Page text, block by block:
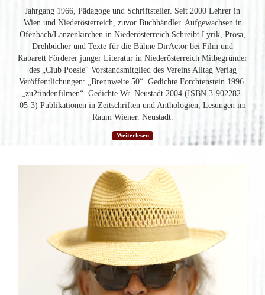
Jahrgang 1966, Pädagoge und Schriftsteller. Seit 2000 Lehrer in
Wien und Niederösterreich, zuvor Buchhändler. Aufgewachsen in
Ofenbach/Lanzenkirchen in Niederösterreich Schreibt Lyrik, Prosa,
Drehbücher und Texte für die Bühne DirActor bei Film und
Kabarett Förderer junger Literatur in Niederösterreich Mitbegründer
des „Club Poesie“ Vorstandsmitglied des Vereins Alltag Verlag
Veröffentlichungen: „Brennweite 50“. Gedichte Forchtenstein 1996.
„zu2tindenfilmen“. Gedichte Wr. Neustadt 2004 (ISBN 3-902282-
05-3) Publikationen in Zeitschriften und Anthologien, Lesungen im
Raum Wiener. Neustadt.
Weiterlesen